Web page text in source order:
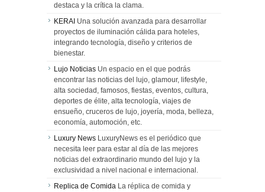
destaca y la crítica la clama.
KERAI Una solución avanzada para desarrollar
proyectos de iluminación cálida para hoteles,
integrando tecnología, diseño y criterios de
bienestar.
Lujo Noticias Un espacio en el que podrás
encontrar las noticias del lujo, glamour, lifestyle,
alta sociedad, famosos, fiestas, eventos, cultura,
deportes de élite, alta tecnología, viajes de
ensueño, cruceros de lujo, joyería, moda, belleza,
economía, automoción, etc.
Luxury News LuxuryNews es el periódico que
necesita leer para estar al día de las mejores
noticias del extraordinario mundo del lujo y la
exclusividad a nivel nacional e internacional.
Replica de Comida La réplica de comida y